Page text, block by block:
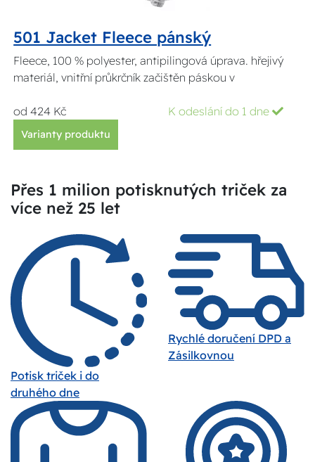
501 Jacket Fleece pánský
Fleece, 100 % polyester, antipilingová úprava. hřejivý
materiál, vnitřní průkrčník začištěn páskou v
od 424 Kč K odeslání do 1 dne
Varianty produktu
Přes 1 milion potisknutých triček za
více než 25 let
Potisk triček i do
druhého dne
Rychlé doručení DPD a
Zásilkovnou